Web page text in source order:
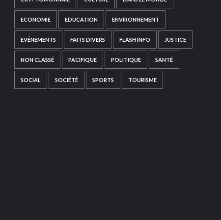
ECONOMIE EDUCATION ENVIRONNEMENT
EVÉNEMENTS FAITS DIVERS FLASH INFO JUSTICE
NON CLASSÉ PACIFIQUE POLITIQUE SANTÉ
SOCIAL SOCIÉTÉ SPORTS TOURISME